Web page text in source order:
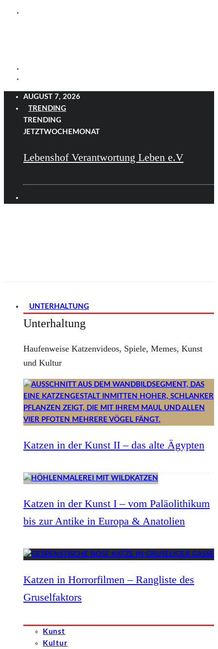
AUGUST 7, 2026
TRENDING
TRENDING
JETZTWOCHE MONAT
Lebenshof Verantwortung Leben e.V
UNTERHALTUNG
Unterhaltung
Haufenweise Katzenvideos, Spiele, Memes, Kunst
und Kultur
Katzen in der Kunst II – das alte Ägypten
Katzen in der Kunst I – vom Paläolithikum
bis zur Antike in Europa & Anatolien
Katzen in Horrorfilmen – Rangliste des
Gruselfaktors
Kunst
Kultur